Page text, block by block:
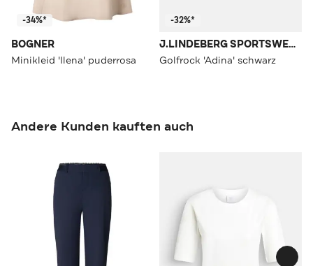
-34%*
BOGNER
Minikleid 'Ilena' puderrosa
-32%*
J.LINDEBERG SPORTSWEAR
Golfrock 'Adina' schwarz
Andere Kunden kauften auch